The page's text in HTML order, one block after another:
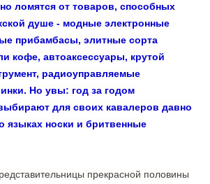
ломятся от товаров, способных
душе - модные электронные
прибамбасы, элитные сорта
кофе, автоаксессуары, крутой
радиоуправляемые
Но увы: год за годом
для своих кавалеров давно
языках носки и бритвенные
прекрасной половины